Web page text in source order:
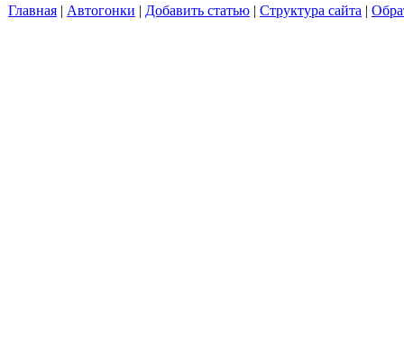
Главная | Автогонки | Добавить статью | Структура сайта |